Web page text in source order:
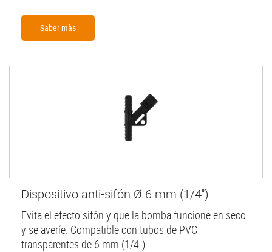
Saber màs
Dispositivo anti-sifón Ø 6 mm (1/4'')
Evita el efecto sifón y que la bomba funcione en seco
y se averíe. Compatible con tubos de PVC
transparentes de 6 mm (1/4'').